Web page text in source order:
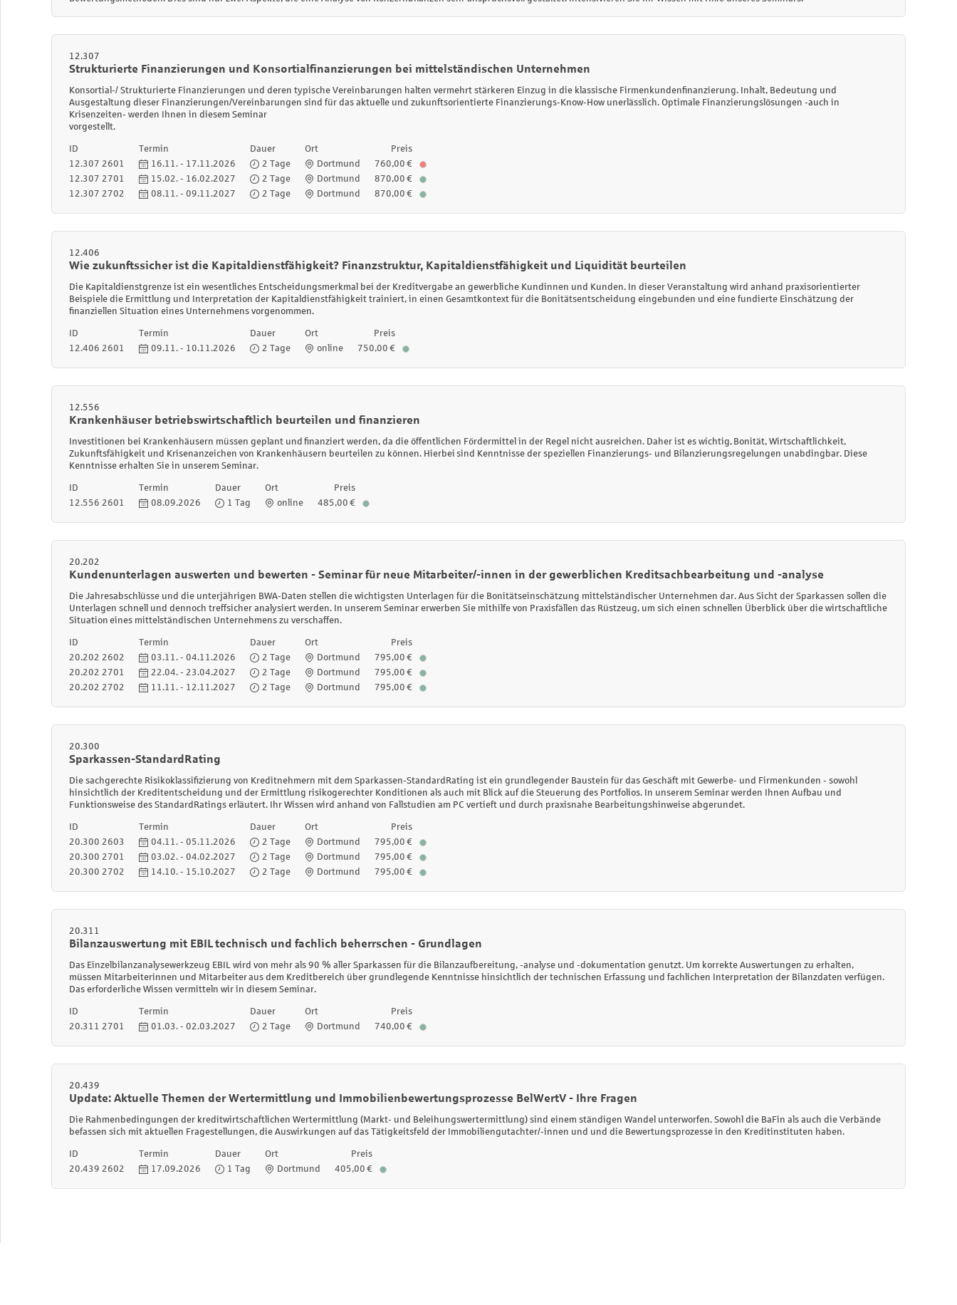
12.307
Strukturierte Finanzierungen und Konsortialfinanzierungen bei mittelständischen Unternehmen
Konsortial-/ Strukturierte Finanzierungen und deren typische Vereinbarungen halten vermehrt stärkeren Einzug in die klassische Firmenkundenfinanzierung. Inhalt, Bedeutung und
Ausgestaltung dieser Finanzierungen/Vereinbarungen sind für das aktuelle und zukunftsorientierte Finanzierungs-Know-How unerlässlich. Optimale Finanzierungslösungen -auch in
Krisenzeiten- werden Ihnen in diesem Seminar
vorgestellt.
ID Termin Dauer Ort
Preis
12.307 2601
16.11. - 17.11.2026 2 Tage Dortmund
760,00 €
12.307 2701
15.02. - 16.02.2027 2 Tage Dortmund
870,00 €
12.307 2702
08.11. - 09.11.2027 2 Tage Dortmund 870,00 €
12.406
Wie zukunftssicher ist die Kapitaldienstfähigkeit? Finanzstruktur, Kapitaldienstfähigkeit und Liquidität beurteilen
Die Kapitaldienstgrenze ist ein wesentliches Entscheidungsmerkmal bei der Kreditvergabe an gewerbliche Kundinnen und Kunden. In dieser Veranstaltung wird anhand praxisorientierter
Beispiele die Ermittlung und Interpretation der Kapitaldienstfähigkeit trainiert, in einen Gesamtkontext für die Bonitätsentscheidung eingebunden und eine fundierte Einschätzung der
finanziellen Situation eines Unternehmens vorgenommen.
ID Termin Dauer Ort
Preis
12.406 2601
09.11. - 10.11.2026 2 Tage online 750,00 €
12.556
Krankenhäuser betriebswirtschaftlich beurteilen und finanzieren
Investitionen bei Krankenhäusern müssen geplant und finanziert werden, da die öffentlichen Fördermittel in der Regel nicht ausreichen. Daher ist es wichtig, Bonität, Wirtschaftlichkeit,
Zukunftsfähigkeit und Krisenanzeichen von Krankenhäusern beurteilen zu können. Hierbei sind Kenntnisse der speziellen Finanzierungs- und Bilanzierungsregelungen unabdingbar. Diese
Kenntnisse erhalten Sie in unserem Seminar.
ID Termin Dauer Ort
Preis
12.556 2601
08.09.2026 1 Tag online 485,00 €
20.202
Kundenunterlagen auswerten und bewerten - Seminar für neue Mitarbeiter/-innen in der gewerblichen Kreditsachbearbeitung und -analyse
Die Jahresabschlüsse und die unterjährigen BWA-Daten stellen die wichtigsten Unterlagen für die Bonitätseinschätzung mittelständischer Unternehmen dar. Aus Sicht der Sparkassen sollen die
Unterlagen schnell und dennoch treffsicher analysiert werden. In unserem Seminar erwerben Sie mithilfe von Praxisfällen das Rüstzeug, um sich einen schnellen Überblick über die wirtschaftliche
Situation eines mittelständischen Unternehmens zu verschaffen.
ID Termin Dauer Ort
Preis
20.202 2602
03.11. - 04.11.2026 2 Tage Dortmund
795,00 €
20.202 2701
22.04. - 23.04.2027 2 Tage Dortmund
795,00 €
20.202 2702
11.11. - 12.11.2027 2 Tage Dortmund 795,00 €
20.300
Sparkassen-StandardRating
Die sachgerechte Risikoklassifizierung von Kreditnehmern mit dem Sparkassen-StandardRating ist ein grundlegender Baustein für das Geschäft mit Gewerbe- und Firmenkunden - sowohl
hinsichtlich der Kreditentscheidung und der Ermittlung risikogerechter Konditionen als auch mit Blick auf die Steuerung des Portfolios. In unserem Seminar werden Ihnen Aufbau und
Funktionsweise des StandardRatings erläutert. Ihr Wissen wird anhand von Fallstudien am PC vertieft und durch praxisnahe Bearbeitungshinweise abgerundet.
ID Termin Dauer Ort
Preis
20.300 2603
04.11. - 05.11.2026 2 Tage Dortmund
795,00 €
20.300 2701
03.02. - 04.02.2027 2 Tage Dortmund
795,00 €
20.300 2702
14.10. - 15.10.2027 2 Tage Dortmund 795,00 €
20.311
Bilanzauswertung mit EBIL technisch und fachlich beherrschen - Grundlagen
Das Einzelbilanzanalysewerkzeug EBIL wird von mehr als 90 % aller Sparkassen für die Bilanzaufbereitung, -analyse und -dokumentation genutzt. Um korrekte Auswertungen zu erhalten,
müssen Mitarbeiterinnen und Mitarbeiter aus dem Kreditbereich über grundlegende Kenntnisse hinsichtlich der technischen Erfassung und fachlichen Interpretation der Bilanzdaten verfügen.
Das erforderliche Wissen vermitteln wir in diesem Seminar.
ID Termin Dauer Ort
Preis
20.311 2701
01.03. - 02.03.2027 2 Tage Dortmund 740,00 €
20.439
Update: Aktuelle Themen der Wertermittlung und Immobilienbewertungsprozesse BelWertV - Ihre Fragen
Die Rahmenbedingungen der kreditwirtschaftlichen Wertermittlung (Markt- und Beleihungswertermittlung) sind einem ständigen Wandel unterworfen. Sowohl die BaFin als auch die Verbände
befassen sich mit aktuellen Fragestellungen, die Auswirkungen auf das Tätigkeitsfeld der Immobiliengutachter/-innen und und die Bewertungsprozesse in den Kreditinstituten haben.
ID Termin Dauer Ort
Preis
20.439 2602
17.09.2026 1 Tag Dortmund 405,00 €